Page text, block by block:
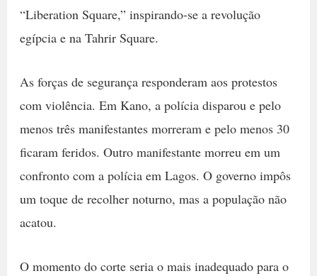
“Liberation Square,” inspirando-se a revolução
egípcia e na Tahrir Square.
As forças de segurança responderam aos protestos
com violência. Em Kano, a polícia disparou e pelo
menos três manifestantes morreram e pelo menos 30
ficaram feridos. Outro manifestante morreu em um
confronto com a polícia em Lagos. O governo impôs
um toque de recolher noturno, mas a população não
acatou.
O momento do corte seria o mais inadequado para o